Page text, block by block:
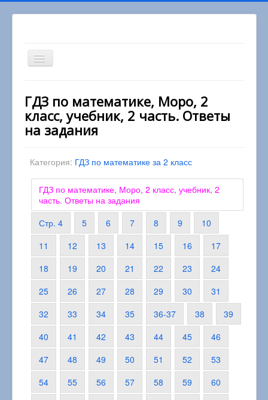
Включить/
выключить
Вы здесь:
Математика 2 класс
ГДЗ по математике, Моро, 2 класс, учебник, 2
часть. Ответы на задания
ГДЗ по математике, Моро, 2
класс, учебник, 2 часть. Ответы
на задания
Категория: ГДЗ по математике за 2 класс
ГДЗ по математике, Моро, 2 класс, учебник, 2
часть. Ответы на задания
Стр. 4
5 6 7 8 9
10
11
12 13 14 15 16
17
18
19 20 21 22 23
24
25
26 27 28 29 30
31
32
33 34 35 36-37 38
39
40
41 42 43 44 45
46
47
48 49 50 51 52
53
54
55 56 57 58 59
60